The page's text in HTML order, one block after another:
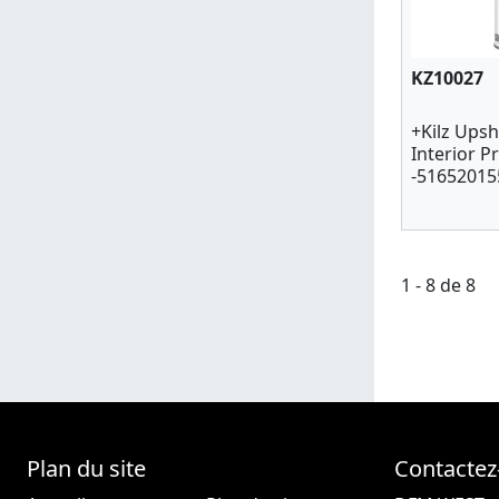
KZ10027
+Kilz
Interior
-
1 - 8 de 8
Plan du site